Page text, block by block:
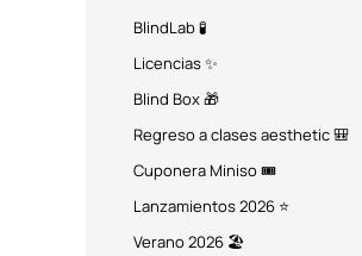
BlindLab 🧪
Licencias ✨
Blind Box 🎁
Regreso a clases aesthetic 🎒
Cuponera Miniso 🎟️
Lanzamientos 2026 ⭐
Verano 2026 🏖️